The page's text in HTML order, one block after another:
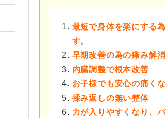
最短で身体を楽にする
す。
早期改善の為の痛み解
内臓調整で根本改善
お子様でも安心の痛く
揉み返しの無い整体
力が入りやすくなり、